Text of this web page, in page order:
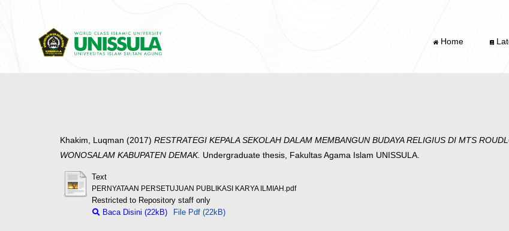
Home
Khakim, Luqman (2017) RESTRATEGI KEPALA SEKOLAH DALAM MEMBANGUN BUDAYA RELIGIUS DI MTS
WONOSALAM KABUPATEN DEMAK. Undergraduate thesis, Fakultas Agama Islam UNISSULA.
Text
PERNYATAAN PERSETUJUAN PUBLIKASI KARYA ILMIAH.pdf
Restricted to Repository staff only
Baca Disini (22kB)
File Pdf (22kB)